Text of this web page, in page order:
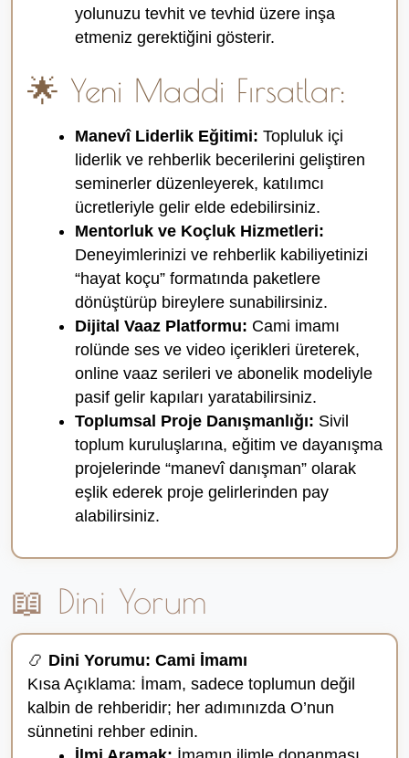
yolunuzu tevhit ve tevhid üzere inşa
etmeniz gerektiğini gösterir.
🌟 Yeni Maddi Fırsatlar:
Manevî Liderlik Eğitimi: Topluluk içi
liderlik ve rehberlik becerilerini geliştiren
seminerler düzenleyerek, katılımcı
ücretleriyle gelir elde edebilirsiniz.
Mentorluk ve Koçluk Hizmetleri:
Deneyimlerinizi ve rehberlik kabiliyetinizi
“hayat koçu” formatında paketlere
dönüştürüp bireylere sunabilirsiniz.
Dijital Vaaz Platformu: Cami imamı
rolünde ses ve video içerikleri üreterek,
online vaaz serileri ve abonelik modeliyle
pasif gelir kapıları yaratabilirsiniz.
Toplumsal Proje Danışmanlığı: Sivil
toplum kuruluşlarına, eğitim ve dayanışma
projelerinde “manevî danışman” olarak
eşlik ederek proje gelirlerinden pay
alabilirsiniz.
📖 Dini Yorum
📿 Dini Yorumu: Cami İmamı
Kısa Açıklama: İmam, sadece toplumun değil
kalbin de rehberidir; her adımınızda O’nun
sünnetini rehber edinin.